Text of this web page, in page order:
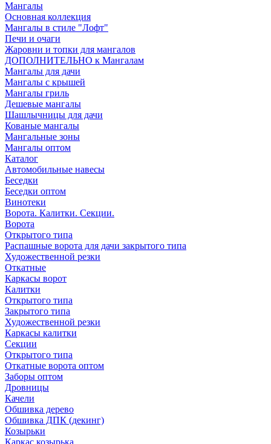
Мангалы
Основная коллекция
Мангалы в стиле "Лофт"
Печи и очаги
Жаровни и топки для мангалов
ДОПОЛНИТЕЛЬНО к Мангалам
Мангалы для дачи
Мангалы с крышей
Мангалы гриль
Дешевые мангалы
Шашлычницы для дачи
Кованые мангалы
Мангальные зоны
Мангалы оптом
Каталог
Автомобильные навесы
Беседки
Беседки оптом
Винотеки
Ворота. Калитки. Секции.
Ворота
Открытого типа
Распашные ворота для дачи закрытого типа
Художественной резки
Откатные
Каркасы ворот
Калитки
Открытого типа
Закрытого типа
Художественной резки
Каркасы калитки
Секции
Открытого типа
Откатные ворота оптом
Заборы оптом
Дровницы
Качели
Обшивка дерево
Обшивка ДПК (декинг)
Козырьки
Каркас козырька